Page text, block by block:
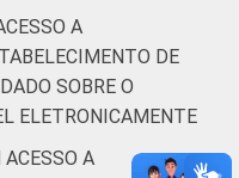
Interior
Regional de
da
tecnologias de
A
DE
SOBRE O
ELETRONICAMENTE
A